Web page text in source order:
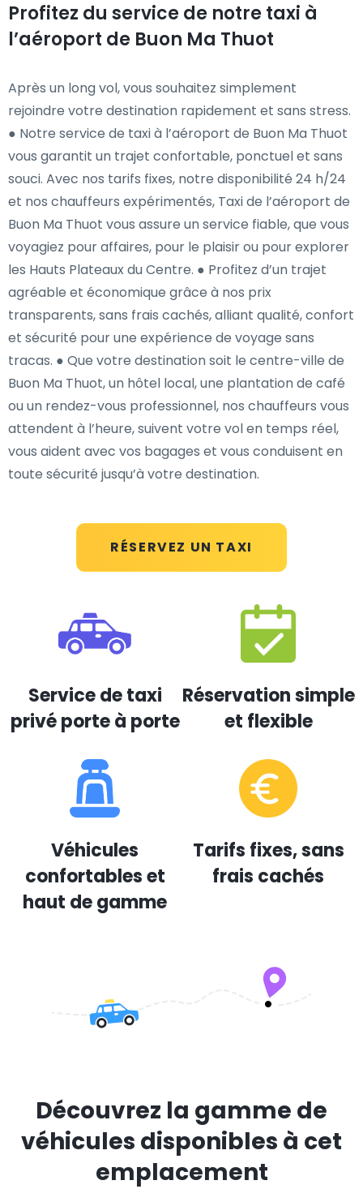
RÉSERVEZ UN TAXI
Profitez du service de notre taxi à
l’aéroport de Buon Ma Thuot
Après un long vol, vous souhaitez simplement
rejoindre votre destination rapidement et sans stress.
● Notre service de taxi à l’aéroport de Buon Ma Thuot
vous garantit un trajet confortable, ponctuel et sans
souci. Avec nos tarifs fixes, notre disponibilité 24 h/24
et nos chauffeurs expérimentés, Taxi de l’aéroport de
Buon Ma Thuot vous assure un service fiable, que vous
voyagiez pour affaires, pour le plaisir ou pour explorer
les Hauts Plateaux du Centre. ● Profitez d’un trajet
agréable et économique grâce à nos prix
transparents, sans frais cachés, alliant qualité, confort
et sécurité pour une expérience de voyage sans
tracas. ● Que votre destination soit le centre-ville de
Buon Ma Thuot, un hôtel local, une plantation de café
ou un rendez-vous professionnel, nos chauffeurs vous
attendent à l’heure, suivent votre vol en temps réel,
vous aident avec vos bagages et vous conduisent en
toute sécurité jusqu’à votre destination.
Service de taxi
privé porte à porte
Réservation simple
et flexible
Véhicules
confortables et
haut de gamme
Tarifs fixes, sans
frais cachés
Découvrez la gamme de
véhicules disponibles à cet
emplacement